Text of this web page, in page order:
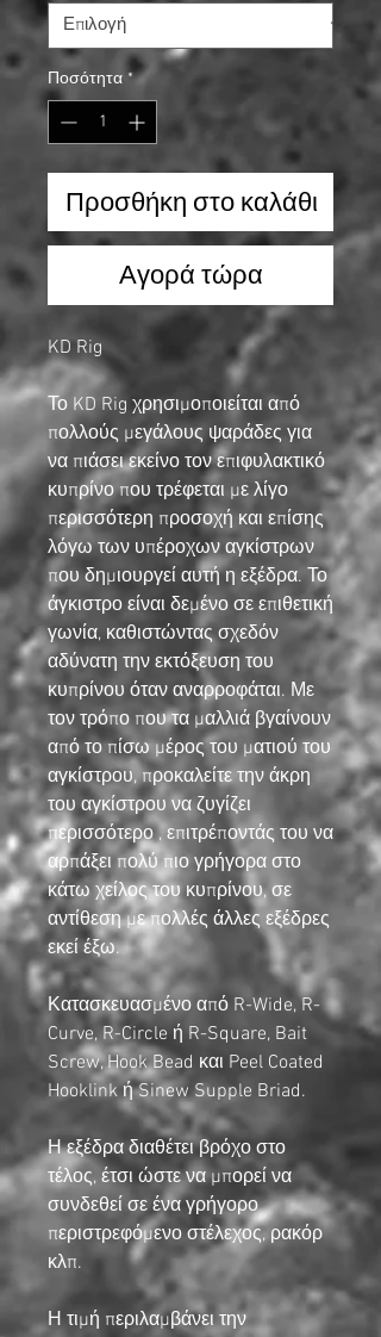
Ποσότητα *
Προσθήκη στο καλάθι
Αγορά τώρα
KD Rig
Το KD Rig χρησιμοποιείται από
πολλούς μεγάλους ψαράδες για
να πιάσει εκείνο τον επιφυλακτικό
κυπρίνο που τρέφεται με λίγο
περισσότερη προσοχή και επίσης
λόγω των υπέροχων αγκίστρων
που δημιουργεί αυτή η εξέδρα. Το
άγκιστρο είναι δεμένο σε επιθετική
γωνία, καθιστώντας σχεδόν
αδύνατη την εκτόξευση του
κυπρίνου όταν αναρροφάται. Με
τον τρόπο που τα μαλλιά βγαίνουν
από το πίσω μέρος του ματιού του
αγκίστρου, προκαλείτε την άκρη
του αγκίστρου να ζυγίζει
περισσότερο , επιτρέποντάς του να
αρπάξει πολύ πιο γρήγορα στο
κάτω χείλος του κυπρίνου, σε
αντίθεση με πολλές άλλες εξέδρες
εκεί έξω.
Κατασκευασμένο από R-Wide, R-
Curve, R-Circle ή R-Square, Bait
Screw, Hook Bead και Peel Coated
Hooklink ή Sinew Supple Briad.
Η εξέδρα διαθέτει βρόχο στο
τέλος, έτσι ώστε να μπορεί να
συνδεθεί σε ένα γρήγορο
περιστρεφόμενο στέλεχος, ρακόρ
κλπ.
Η τιμή περιλαμβάνει την